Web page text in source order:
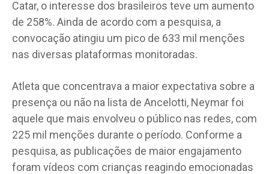
Catar, o interesse dos brasileiros teve um aumento
de 258%. Ainda de acordo com a pesquisa, a
convocação atingiu um pico de 633 mil menções
nas diversas plataformas monitoradas.
Atleta que concentrava a maior expectativa sobre a
presença ou não na lista de Ancelotti, Neymar foi
aquele que mais envolveu o público nas redes, com
225 mil menções durante o período. Conforme a
pesquisa, as publicações de maior engajamento
foram vídeos com crianças reagindo emocionadas